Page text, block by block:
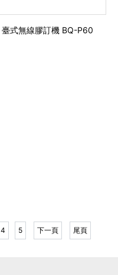
臺式無線膠訂機 BQ-P60
4 5 下一頁 尾頁